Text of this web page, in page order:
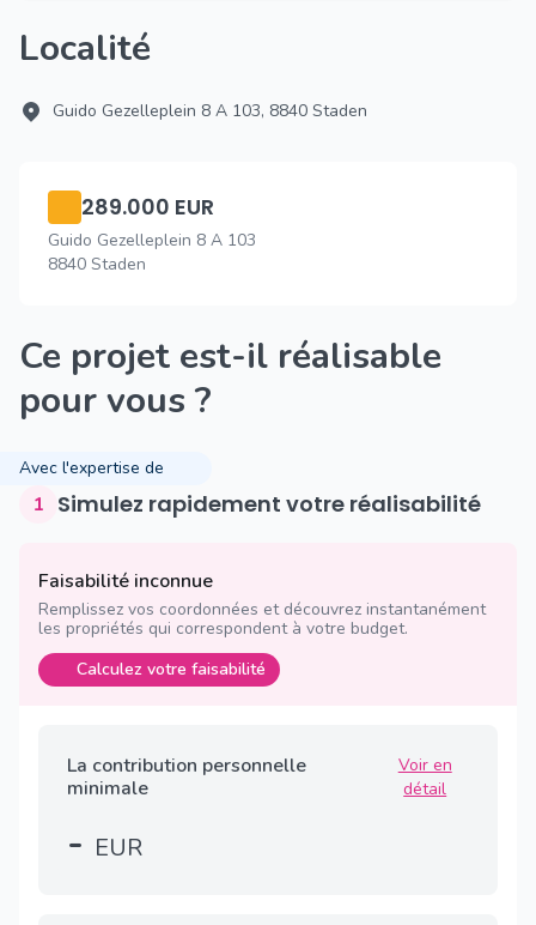
Localité
Guido Gezelleplein 8 A 103, 8840 Staden
289.000 EUR
Guido Gezelleplein 8 A 103
8840 Staden
Ce projet est-il réalisable
pour vous ?
Avec l'expertise de
1 Simulez rapidement votre réalisabilité
Faisabilité inconnue
Remplissez vos coordonnées et découvrez instantanément
les propriétés qui correspondent à votre budget.
Calculez votre faisabilité
La contribution personnelle
minimale
Voir en
détail
- EUR